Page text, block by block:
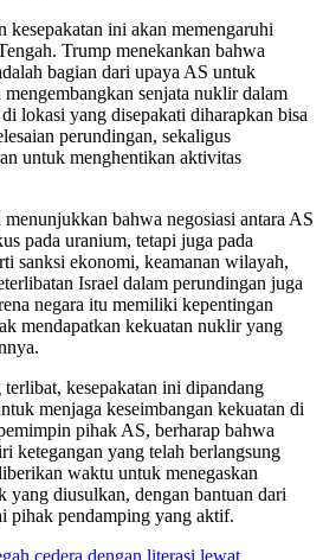
kesepakatan ini akan memengaruhi
Trump menekankan bahwa
bagian dari upaya AS untuk
senjata nuklir dalam
lokasi yang disepakati diharapkan bisa
perundingan, sekaligus
untuk menghentikan aktivitas
bahwa negosiasi antara AS
pada uranium, tetapi juga pada
sanksi ekonomi, keamanan wilayah,
Israel dalam perundingan juga
negara itu memiliki kepentingan
mendapatkan kekuatan nuklir yang
kesepakatan ini dipandang
menjaga keseimbangan kekuatan di
pihak AS, berharap bahwa
ketegangan yang telah berlangsung
waktu untuk menegaskan
yang diusulkan, dengan bantuan dari
pihak pendamping yang aktif.
cedera dengan literasi lewat